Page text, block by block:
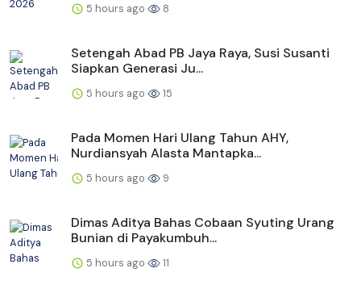
5 hours ago 8
Setengah Abad PB Jaya Raya, Susi Susanti
Siapkan Generasi Ju...
5 hours ago 15
Pada Momen Hari Ulang Tahun AHY,
Nurdiansyah Alasta Mantapka...
5 hours ago 9
Dimas Aditya Bahas Cobaan Syuting Urang
Bunian di Payakumbuh...
5 hours ago 11